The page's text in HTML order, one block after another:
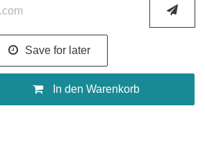
Save for later
In den Warenkorb